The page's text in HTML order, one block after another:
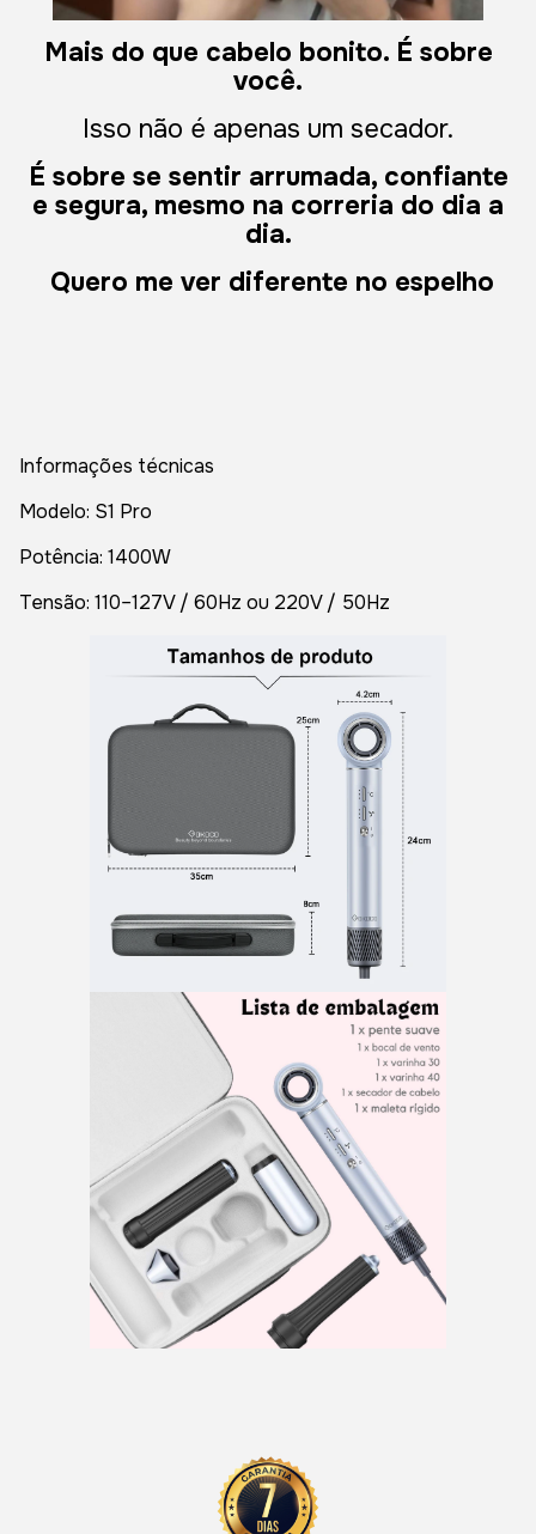
Mais do que cabelo bonito. É sobre
você.
Isso não é apenas um secador.
É sobre se sentir arrumada, confiante
e segura, mesmo na correria do dia a
dia.
Quero me ver diferente no espelho
Informações técnicas
Modelo: S1 Pro
Potência: 1400W
Tensão: 110–127V / 60Hz ou 220V / 50Hz